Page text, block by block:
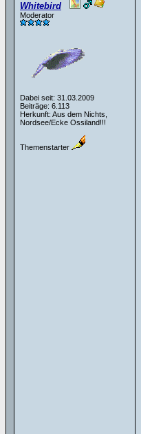
Whitebird
Moderator
Dabei seit: 31.03.2009
Beiträge: 6.113
Herkunft: Aus dem Nichts,
Nordsee/Ecke Ossiland!!!
Themenstarter